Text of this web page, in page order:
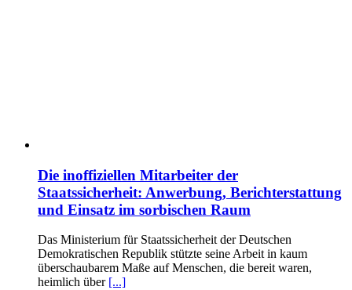
Die inoffiziellen Mitarbeiter der
Staatssicherheit: Anwerbung, Berichterstattung
und Einsatz im sorbischen Raum
Das Ministerium für Staatssicherheit der Deutschen
Demokratischen Republik stützte seine Arbeit in kaum
überschaubarem Maße auf Menschen, die bereit waren,
heimlich über [...]